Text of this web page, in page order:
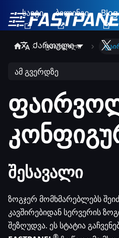
საიტი ბილინგი Blog
Ქართული
ფაირვოლი
ამ გვერდზე
შესავალი
ზოგჯერ მომხმარებლებს
კავშირებიდან სერვერის
შეზღუდვა. ეს სტატია